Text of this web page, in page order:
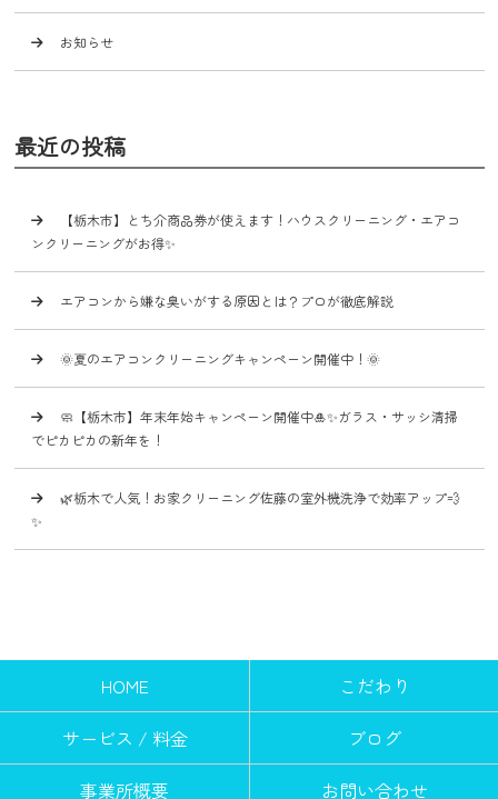
お知らせ
最近の投稿
【栃木市】とち介商品券が使えます！ハウスクリーニング・エアコ
ンクリーニングがお得✨
エアコンから嫌な臭いがする原因とは？プロが徹底解説
🌞夏のエアコンクリーニングキャンペーン開催中！🌞
🧼【栃木市】年末年始キャンペーン開催中🎍✨ガラス・サッシ清掃
でピカピカの新年を！
🌿栃木で人気！お家クリーニング佐藤の室外機洗浄で効率アップ💨
✨
HOME
こだわり
サービス / 料金
ブログ
事業所概要
お問い合わせ